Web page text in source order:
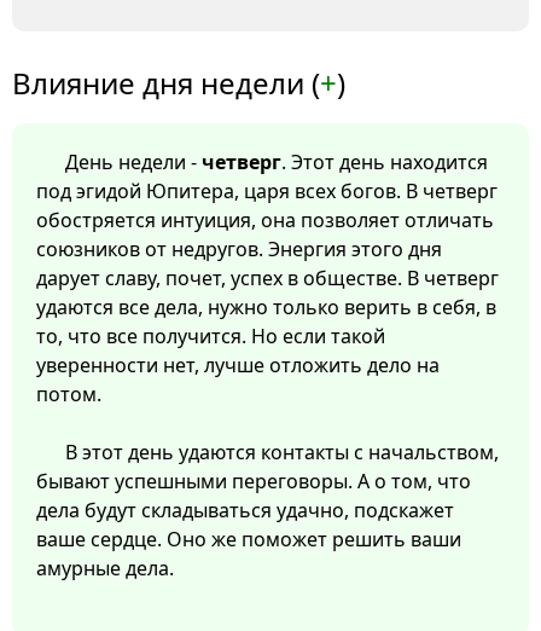
Влияние дня недели (+)
День недели - четверг. Этот день находится
под эгидой Юпитера, царя всех богов. В четверг
обостряется интуиция, она позволяет отличать
союзников от недругов. Энергия этого дня
дарует славу, почет, успех в обществе. В четверг
удаются все дела, нужно только верить в себя, в
то, что все получится. Но если такой
уверенности нет, лучше отложить дело на
потом.
В этот день удаются контакты с начальством,
бывают успешными переговоры. А о том, что
дела будут складываться удачно, подскажет
ваше сердце. Оно же поможет решить ваши
амурные дела.